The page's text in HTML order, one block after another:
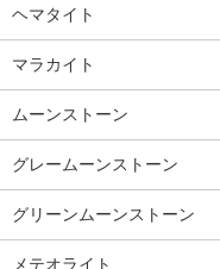
ヘマタイト
マラカイト
ムーンストーン
グレームーンストーン
グリーンムーンストーン
メテオライト